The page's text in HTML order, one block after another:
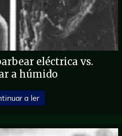
eléctrica vs.
a húmido
a ler